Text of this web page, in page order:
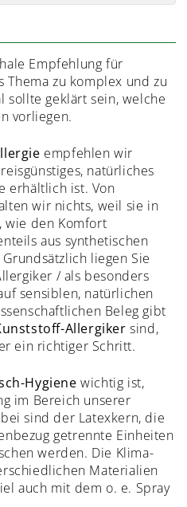
Empfehlung für
Thema zu komplex und zu
sollte geklärt sein, welche
vorliegen.
empfehlen wir
natürliches
erhältlich ist. Von
wir nichts, weil sie in
wie den Komfort
aus synthetischen
liegen Sie
/ als besonders
sensiblen, natürlichen
Beleg gibt
Allergiker sind,
ein richtiger Schritt.
Hygiene wichtig ist,
im Bereich unserer
sind der Latexkern, die
getrennte Einheiten
werden. Die Klima-
Materialien
auch mit dem o. e. Spray